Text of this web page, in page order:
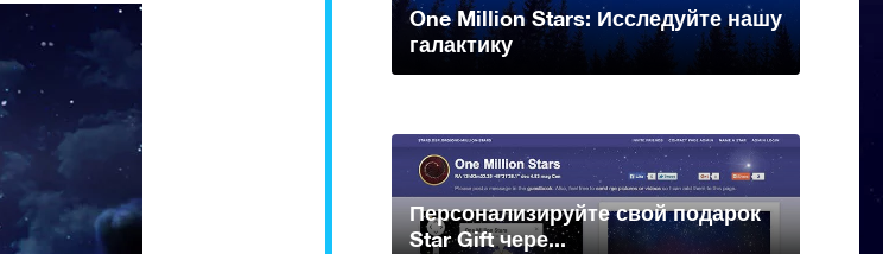
One Million Stars: Исследуйте нашу
галактику
Персонализируйте свой подарок
Star Gift чере...